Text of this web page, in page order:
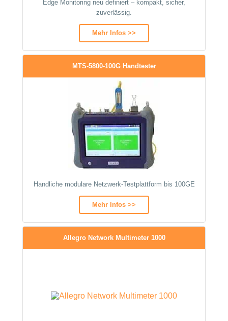
Edge Monitoring neu definiert – kompakt, sicher,
zuverlässig.
Mehr Infos >>
MTS-5800-100G Handtester
Handliche modulare Netzwerk-Testplattform bis 100GE
Mehr Infos >>
Allegro Network Multimeter 1000